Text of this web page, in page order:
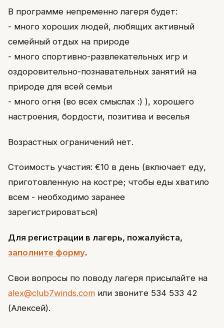
В программе непременно лагеря будет:
- много хороших людей, любящих активный
семейный отдых на природе
- много спортивно-развлекательных игр и
оздоровительно-познавательных занятий на
природе для всей семьи
- много огня (во всех смыслах :) ), хорошего
настроения, бордости, позитива и веселья
Возрастных ограничений нет.
Стоимость участия: €10 в день (включает еду,
приготовленную на костре; чтобы еды хватило
всем - необходимо заранее
зарегистрироваться)
Для регистрации в лагерь, пожалуйста,
заполните форму.
Свои вопросы по поводу лагеря присылайте на
alex@club7winds.com или звоните 534 533 42
(Алексей).